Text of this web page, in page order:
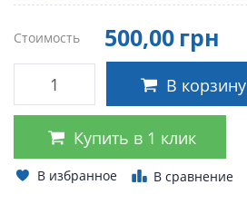
Стоимость 500,00 грн
В корзину
Купить в 1 клик
В избранное В сравнение